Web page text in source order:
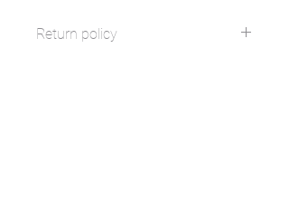
Return policy